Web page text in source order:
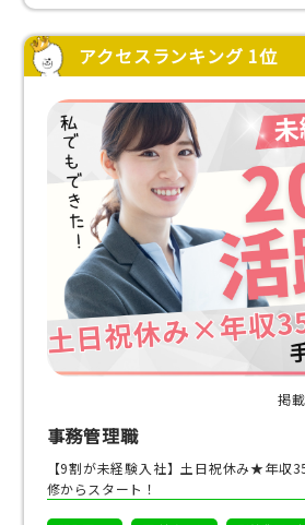
アクセスランキング 1位
掲
事務管理職
【9割が未経験入社】土日祝休み★年収
修からスタート！